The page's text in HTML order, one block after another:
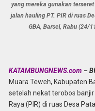
yang mereka gunakan
jalan hauling PT. PIR di ruas
GBA, Barsel, Rabu (24/
KATAMBUNGNEWS.com–
Muara Teweh, Kabupaten
setelah nekat terobos banjir
Raya (PIR) di ruas Desa